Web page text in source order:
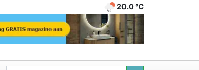
20.0 ℃